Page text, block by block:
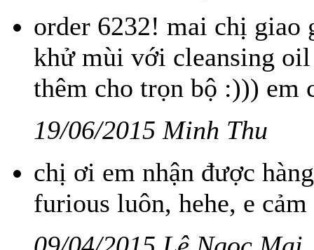
order 6232! mai chị giao
khử mùi với cleansing
thêm cho trọn bộ :))) em
19/06/2015 Minh Thu
chị ơi em nhận được
furious luôn, hehe, e